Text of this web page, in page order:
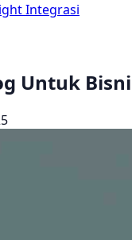
Integrasi
Untuk